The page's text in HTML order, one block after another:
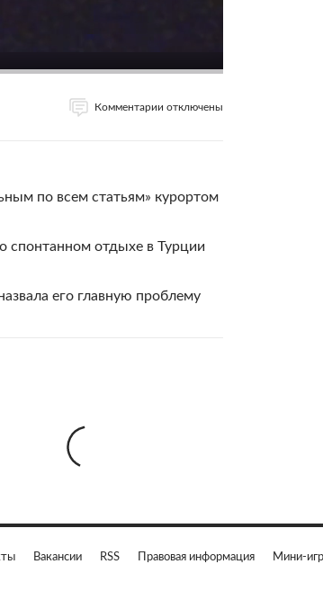
Комментарии отключены
по всем статьям» курортом
спонтанном отдыхе в Турции
его главную проблему
Вакансии RSS Правовая информация Мини-